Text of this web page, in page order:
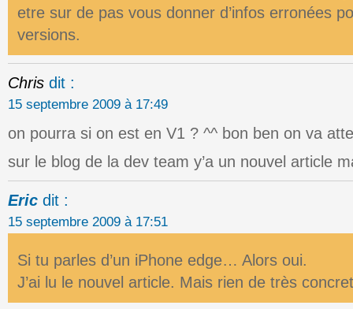
etre sur de pas vous donner d’infos erronées
versions.
Chris dit :
15 septembre 2009 à 17:49
on pourra si on est en V1 ? ^^ bon ben on va
sur le blog de la dev team y’a un nouvel article
Eric dit :
15 septembre 2009 à 17:51
Si tu parles d’un iPhone edge… Alors oui.
J’ai lu le nouvel article. Mais rien de très